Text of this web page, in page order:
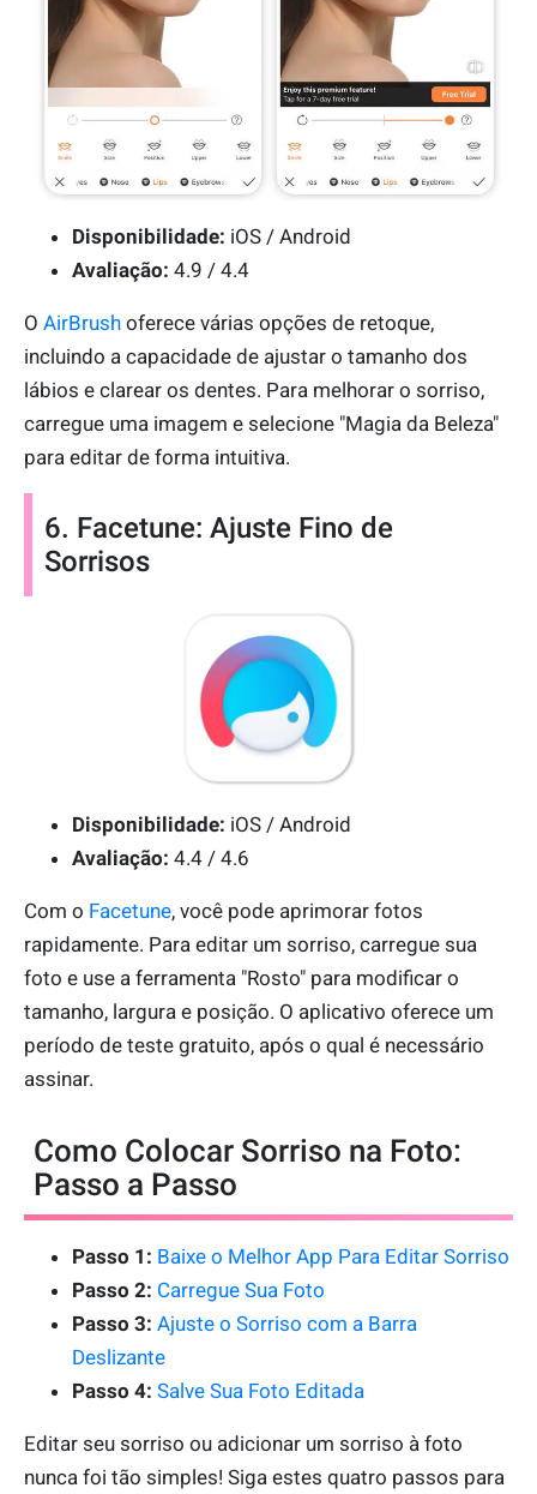
Disponibilidade: iOS / Android
Avaliação: 4.9 / 4.4
O AirBrush oferece várias opções de retoque,
incluindo a capacidade de ajustar o tamanho dos
lábios e clarear os dentes. Para melhorar o sorriso,
carregue uma imagem e selecione "Magia da Beleza"
para editar de forma intuitiva.
6. Facetune: Ajuste Fino de
Sorrisos
Disponibilidade: iOS / Android
Avaliação: 4.4 / 4.6
Com o Facetune, você pode aprimorar fotos
rapidamente. Para editar um sorriso, carregue sua
foto e use a ferramenta "Rosto" para modificar o
tamanho, largura e posição. O aplicativo oferece um
período de teste gratuito, após o qual é necessário
assinar.
Como Colocar Sorriso na Foto:
Passo a Passo
Passo 1: Baixe o Melhor App Para Editar Sorriso
Passo 2: Carregue Sua Foto
Passo 3: Ajuste o Sorriso com a Barra
Deslizante
Passo 4: Salve Sua Foto Editada
Editar seu sorriso ou adicionar um sorriso à foto
nunca foi tão simples! Siga estes quatro passos para